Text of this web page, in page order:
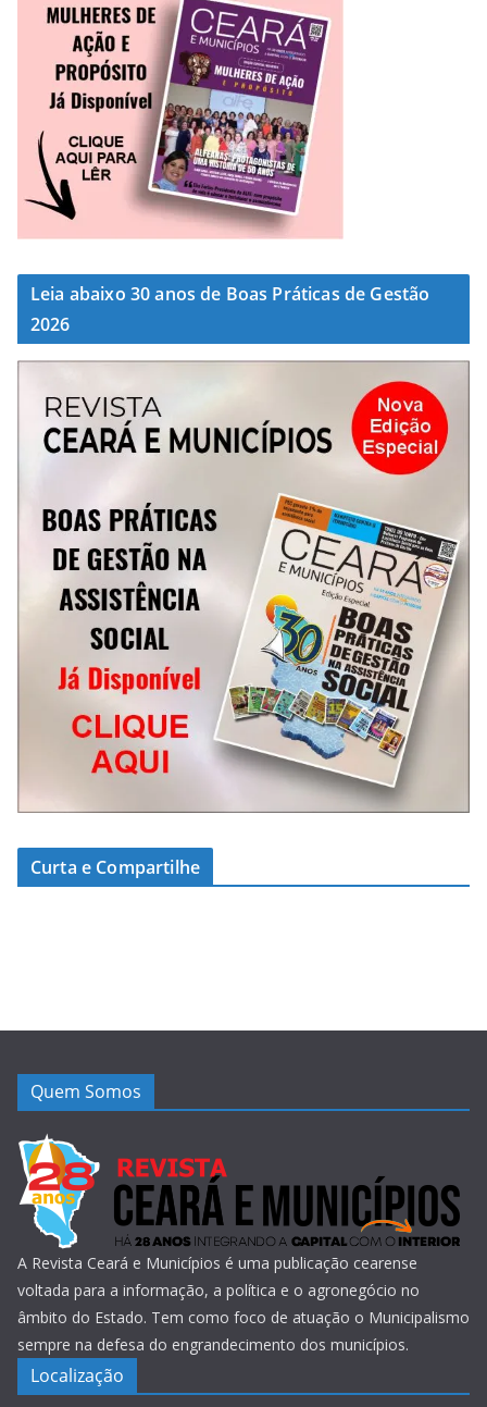
Leia abaixo 30 anos de Boas Práticas de Gestão
2026
Curta e Compartilhe
Quem Somos
A Revista Ceará e Municípios é uma publicação cearense
voltada para a informação, a política e o agronegócio no
âmbito do Estado. Tem como foco de atuação o Municipalismo
sempre na defesa do engrandecimento dos municípios.
Localização